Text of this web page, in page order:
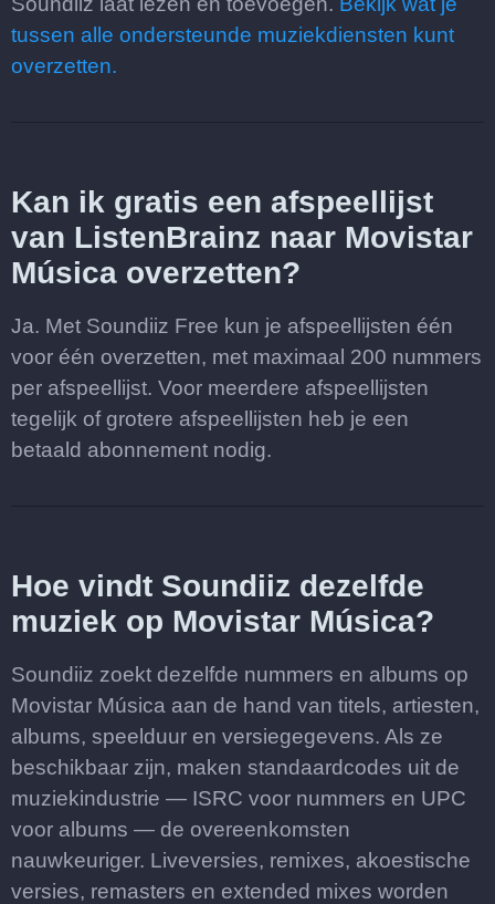
tussen alle ondersteunde muziekdiensten kunt
overzetten.
Kan ik gratis een afspeellijst
van ListenBrainz naar Movistar
Música overzetten?
Ja. Met Soundiiz Free kun je afspeellijsten één
voor één overzetten, met maximaal 200 nummers
per afspeellijst. Voor meerdere afspeellijsten
tegelijk of grotere afspeellijsten heb je een
betaald abonnement nodig.
Hoe vindt Soundiiz dezelfde
muziek op Movistar Música?
Soundiiz zoekt dezelfde nummers en albums op
Movistar Música aan de hand van titels, artiesten,
albums, speelduur en versiegegevens. Als ze
beschikbaar zijn, maken standaardcodes uit de
muziekindustrie — ISRC voor nummers en UPC
voor albums — de overeenkomsten
nauwkeuriger. Liveversies, remixes, akoestische
versies, remasters en extended mixes worden